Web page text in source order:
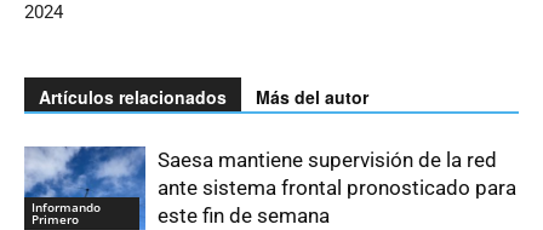
2024
Artículos relacionados Más del autor
Informando
Primero
Saesa mantiene supervisión de la red
ante sistema frontal pronosticado para
este fin de semana